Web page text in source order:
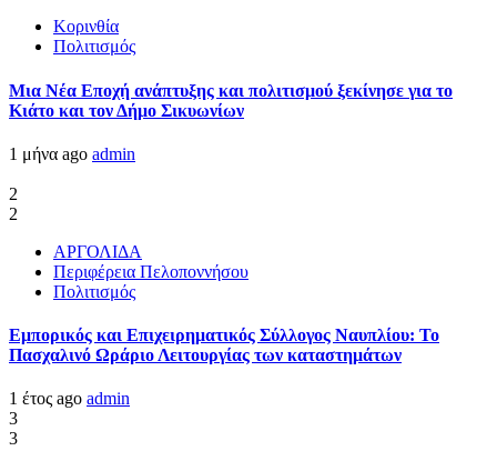
Κορινθία
Πολιτισμός
Μια Νέα Εποχή ανάπτυξης και πολιτισμού ξεκίνησε για το
Κιάτο και τον Δήμο Σικυωνίων
1 μήνα ago admin
2
2
ΑΡΓΟΛΙΔΑ
Περιφέρεια Πελοποννήσου
Πολιτισμός
Εμπορικός και Επιχειρηματικός Σύλλογος Ναυπλίου: Το
Πασχαλινό Ωράριο Λειτουργίας των καταστημάτων
1 έτος ago admin
3
3